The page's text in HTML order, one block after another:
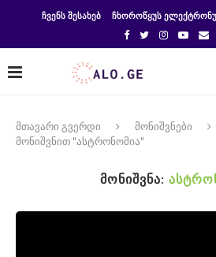
ᲩᲕᲔᲜᲡ ᲨᲔᲡᲐᲮᲔᲑ ᲩᲮᲝᲠᲝᲬᲧᲣᲡ
მთავარი გვერდი მონიშვნები
მონიშვნით "ასტრონომია"
ᲛᲝᲜᲘᲨᲕᲜᲐ: